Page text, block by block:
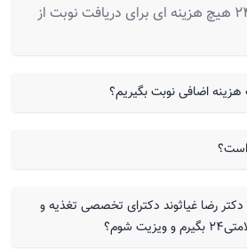
به دلیل ابتلا به بیماری دیابت
و یک لیوان هم بین ناهار و شام به
خیر، در سایت سلامتی 24 هیچ هزینه ای برای دریافت نوبت از
اضافی نوبت بگیریم؟
است؟
رضا غیاثوند دکترای تخصصی تغذیه و
شوم؟